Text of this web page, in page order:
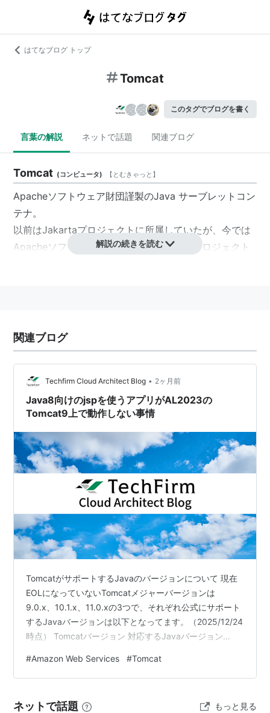
はてなブログ トップ
Tomcat
このタグでブログを書く
言葉の解説 ネットで話題 関連ブログ
Tomcat (コンピュータ) 【 とむきゃっと 】
Apacheソフトウェア財団謹製のJavaサーブレットコン
テナ。
以前はJakartaプロジェクトに所属していたが、今では
Apacheソフトウェア財団のトップレベルプロジェクト
関連語：サーブレットコンテナ(Servlet)、JSPコンテナ
解説の続きを読む
関連ブログ
Techfirm Cloud Architect Blog • 2ヶ月前
Java8向けのjspを使うアプリがAL2023の
Tomcat9上で動作しない事情
TomcatがサポートするJavaのバージョンについて 現在
EOLになっていないTomcatメジャーバージョンは
9.0.x、10.1.x、11.0.xの3つで、それぞれ公式にサポート
するJavaバージョンは以下となってます。（2025/12/24
時点） Tomcatバージョン 対応するJavaバージョン
https://tomcat.apache.org/whichversion.html 上記を見
た限りTomcat9でJava8のアプリを動かせるように見え
#Amazon Web Services #Tomcat
ネットで話題 もっと見る